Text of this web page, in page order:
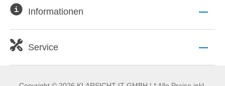
Informationen
Service